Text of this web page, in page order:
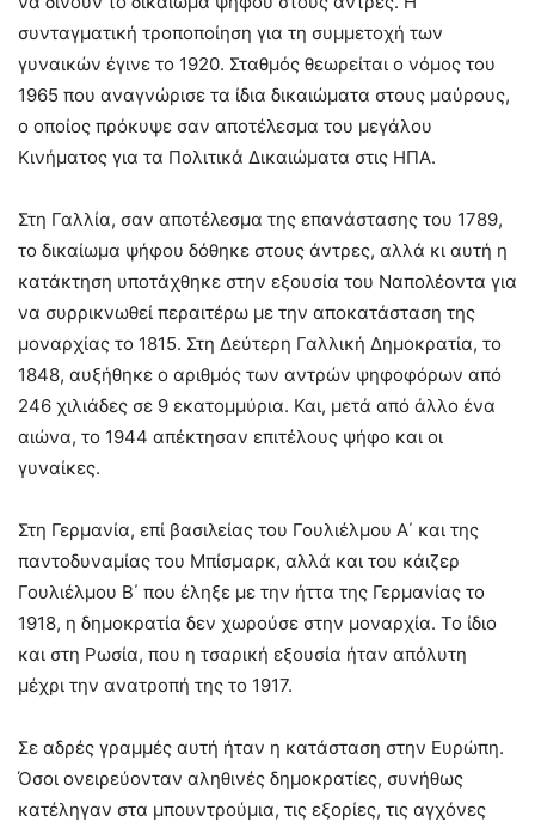
συνταγματική τροποποίηση για τη συμμετοχή των
γυναικών έγινε το 1920. Σταθμός θεωρείται ο νόμος του
1965 που αναγνώρισε τα ίδια δικαιώματα στους μαύρους,
ο οποίος πρόκυψε σαν αποτέλεσμα του μεγάλου
Κινήματος για τα Πολιτικά Δικαιώματα στις ΗΠΑ.
Στη Γαλλία, σαν αποτέλεσμα της επανάστασης του 1789,
το δικαίωμα ψήφου δόθηκε στους άντρες, αλλά κι αυτή η
κατάκτηση υποτάχθηκε στην εξουσία του Ναπολέοντα για
να συρρικνωθεί περαιτέρω με την αποκατάσταση της
μοναρχίας το 1815. Στη Δεύτερη Γαλλική Δημοκρατία, το
1848, αυξήθηκε ο αριθμός των αντρών ψηφοφόρων από
246 χιλιάδες σε 9 εκατομμύρια. Και, μετά από άλλο ένα
αιώνα, το 1944 απέκτησαν επιτέλους ψήφο και οι
γυναίκες.
Στη Γερμανία, επί βασιλείας του Γουλιέλμου Α΄ και της
παντοδυναμίας του Μπίσμαρκ, αλλά και του κάιζερ
Γουλιέλμου Β΄ που έληξε με την ήττα της Γερμανίας το
1918, η δημοκρατία δεν χωρούσε στην μοναρχία. Το ίδιο
και στη Ρωσία, που η τσαρική εξουσία ήταν απόλυτη
μέχρι την ανατροπή της το 1917.
Σε αδρές γραμμές αυτή ήταν η κατάσταση στην Ευρώπη.
Όσοι ονειρεύονταν αληθινές δημοκρατίες, συνήθως
κατέληγαν στα μπουντρούμια, τις εξορίες, τις αγχόνες